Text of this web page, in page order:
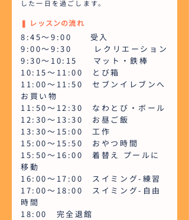
した一日を過ごします。
❚ レッスンの流れ
8:45～9:00 受入
9:00～9:30 レクリエーション
9:30～10:15 マット・鉄棒
10:15～11:00 とび箱
11:00～11:50 セブンイレブンへ
お買い物
11:50～12:30 なわとび・ボール
12:30～13:30 お昼ご飯
13:30～15:00 工作
15:00～15:50 おやつ時間
15:50～16:00 着替え プールに
移動
16:00～17:00 スイミング-練習
17:00～18:00 スイミング-自由
時間
18:00 完全退館